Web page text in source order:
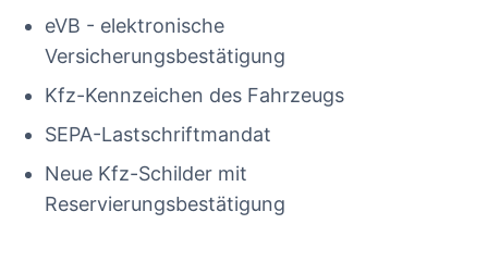
eVB - elektronische
Versicherungsbestätigung
Kfz-Kennzeichen des Fahrzeugs
SEPA-Lastschriftmandat
Neue Kfz-Schilder mit
Reservierungsbestätigung